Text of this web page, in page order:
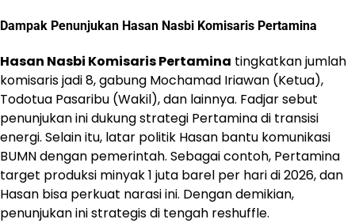
Dampak Penunjukan Hasan Nasbi Komisaris Pertamina
Hasan Nasbi Komisaris Pertamina tingkatkan jumlah
komisaris jadi 8, gabung Mochamad Iriawan (Ketua),
Todotua Pasaribu (Wakil), dan lainnya. Fadjar sebut
penunjukan ini dukung strategi Pertamina di transisi
energi. Selain itu, latar politik Hasan bantu komunikasi
BUMN dengan pemerintah. Sebagai contoh, Pertamina
target produksi minyak 1 juta barel per hari di 2026, dan
Hasan bisa perkuat narasi ini. Dengan demikian,
penunjukan ini strategis di tengah reshuffle.